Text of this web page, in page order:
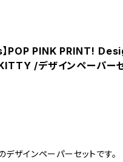
POP PINK PRINT!
/デザインペーパー
ザインペーパーセットです。